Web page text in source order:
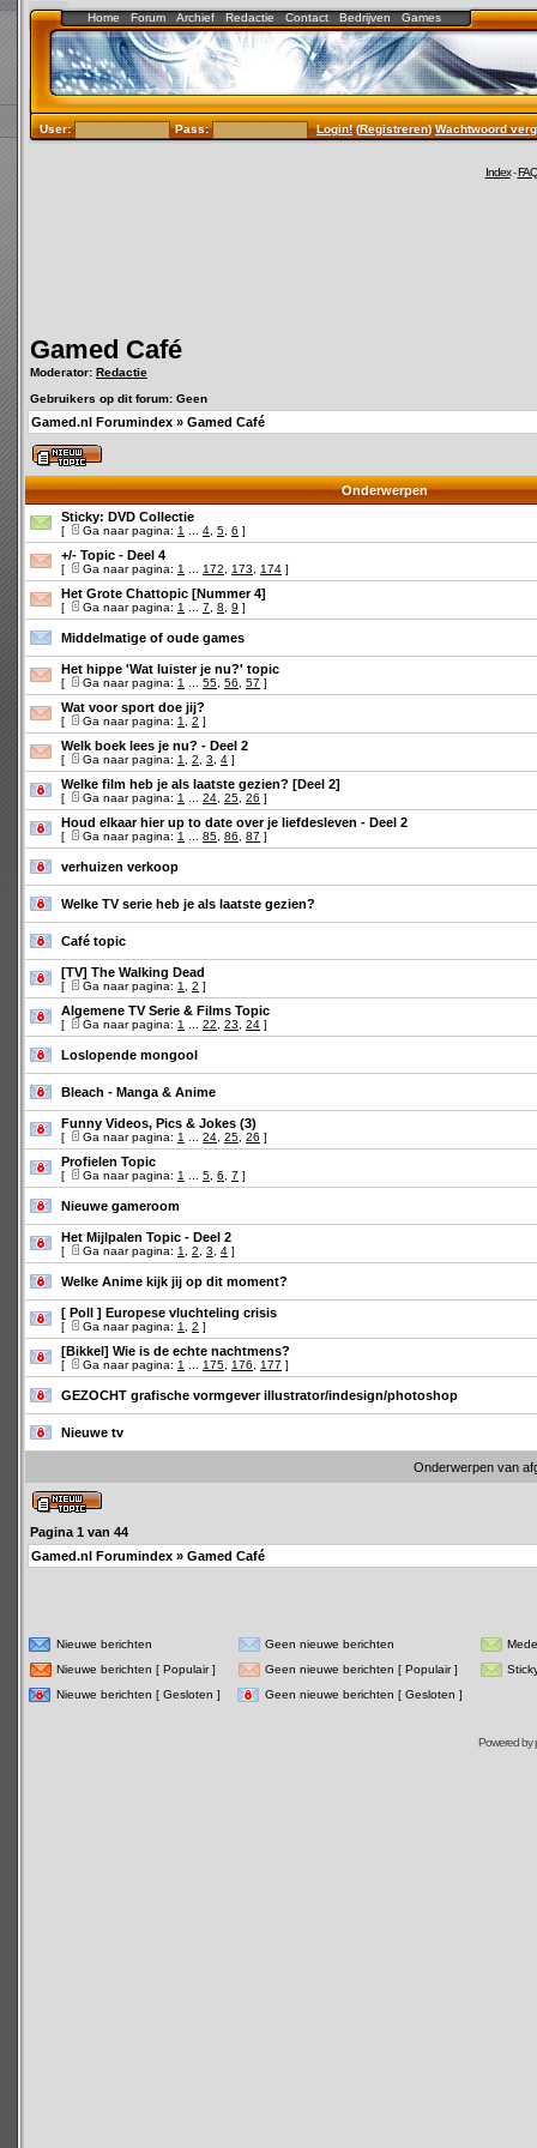
Home Forum Archief Redactie Contact Bedrijven Games
User: Pass: Login!(Registreren)Wachtwoord
Index-FAQ
Gamed Café
Moderator: Redactie
Gebruikers op dit forum: Geen
Gamed.nl Forumindex » Gamed Café
Onderwerpen
Sticky: DVD Collectie
[ Ga naar pagina: 1 4 5 6 ]
+/- Topic - Deel 4
[ Ga naar pagina: 1 172 173 174 ]
Het Grote Chattopic [Nummer 4]
[ Ga naar pagina: 1 7 8 9 ]
Middelmatige of oude games
Het hippe 'Wat luister je nu?' topic
[ Ga naar pagina: 1 55 56 57 ]
Wat voor sport doe jij?
[ Ga naar pagina: 1 2 ]
Welk boek lees je nu? - Deel 2
[ Ga naar pagina: 1 2 3 4 ]
Welke film heb je als laatste gezien? [Deel 2]
[ Ga naar pagina: 1 24 25 26 ]
Houd elkaar hier up to date over je liefdesleven - Deel 2
[ Ga naar pagina: 1 85 86 87 ]
verhuizen verkoop
Welke TV serie heb je als laatste gezien?
Café topic
[TV] The Walking Dead
[ Ga naar pagina: 1 2 ]
Algemene TV Serie & Films Topic
[ Ga naar pagina: 1 22 23 24 ]
Loslopende mongool
Bleach - Manga & Anime
Funny Videos, Pics & Jokes (3)
[ Ga naar pagina: 1 24 25 26 ]
Profielen Topic
[ Ga naar pagina: 1 5 6 7 ]
Nieuwe gameroom
Het Mijlpalen Topic - Deel 2
[ Ga naar pagina: 1 2 3 4 ]
Welke Anime kijk jij op dit moment?
[ Poll ] Europese vluchteling crisis
[ Ga naar pagina: 1 2 ]
[Bikkel] Wie is de echte nachtmens?
[ Ga naar pagina: 1 175 176 177 ]
GEZOCHT grafische vormgever illustrator/indesign/photoshop
Nieuwe tv
Onderwerpen van
Pagina 1 van 44
Gamed.nl Forumindex » Gamed Café
Nieuwe berichten Geen nieuwe berichten
Nieuwe berichten [ Populair ]
Geen nieuwe berichten [ Populair ]
Nieuwe berichten [ Gesloten ]
Geen nieuwe berichten [ Gesloten ]
Powered by